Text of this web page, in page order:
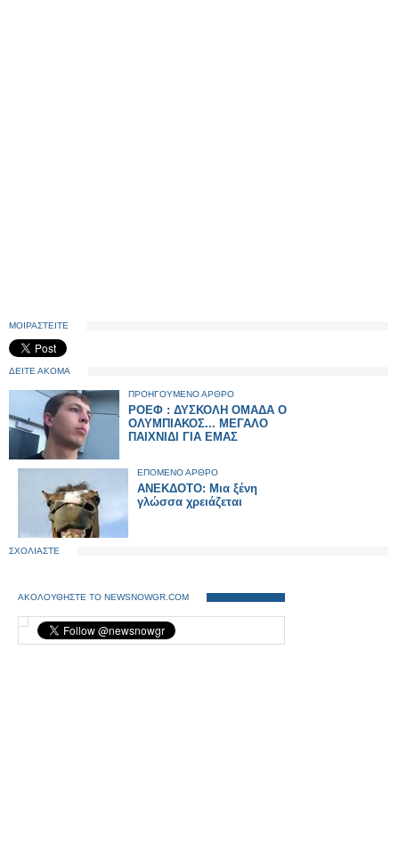
ΜΟΙΡΑΣΤΕΙΤΕ
ΔΕΙΤΕ ΑΚΟΜΑ
ΠΡΟΗΓΟΥΜΕΝΟ ΑΡΘΡΟ
ΡΟΕΦ : ΔΥΣΚΟΛΗ ΟΜΑΔΑ Ο
ΟΛΥΜΠΙΑΚΟΣ... ΜΕΓΑΛΟ
ΠΑΙΧΝΙΔΙ ΓΙΑ ΕΜΑΣ
ΕΠΟΜΕΝΟ ΑΡΘΡΟ
ΑΝΕΚΔΟΤΟ: Μια ξένη
γλώσσα χρειάζεται
ΣΧΟΛΙΑΣΤΕ
ΑΚΟΛΟΥΘΗΣΤΕ ΤΟ NEWSNOWGR.COM